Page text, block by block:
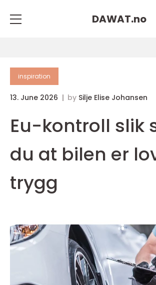
DAWAT.no
inspiration
13. June 2026 by Silje Elise Johansen
Eu-kontroll slik
du at bilen er
trygg